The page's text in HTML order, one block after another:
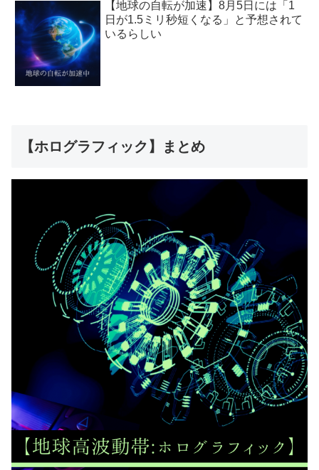
【地球の自転が加速】8月5日には「1
日が1.5ミリ秒短くなる」と予想されて
いるらしい
【ホログラフィック】まとめ